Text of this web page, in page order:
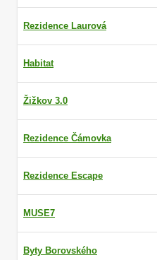
Rezidence Laurová
Habitat
Žižkov 3.0
Rezidence Čámovka
Rezidence Escape
MUSE7
Byty Borovského